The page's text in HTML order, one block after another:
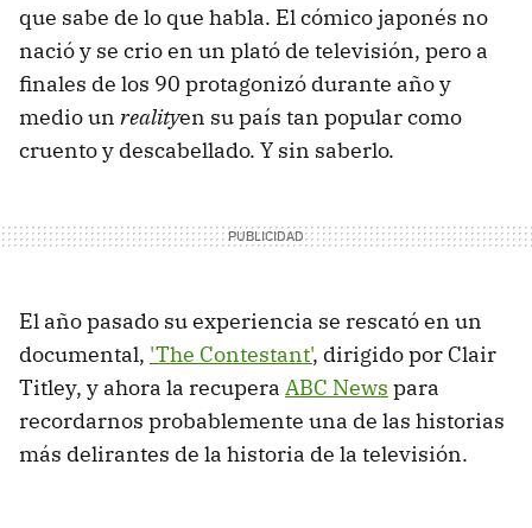
que sabe de lo que habla. El cómico japonés no
nació y se crio en un plató de televisión, pero a
finales de los 90 protagonizó durante año y
medio un realityen su país tan popular como
cruento y descabellado. Y sin saberlo.
El año pasado su experiencia se rescató en un
documental, 'The Contestant', dirigido por Clair
Titley, y ahora la recupera ABC News para
recordarnos probablemente una de las historias
más delirantes de la historia de la televisión.